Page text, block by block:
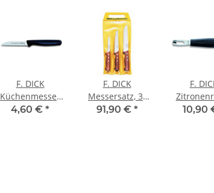
F. DICK
Küchenmesser
ProDynamic,
4,60 € *
F. DICK
Messersatz, 3-
tlg., mit Holzgriff
91,90 € *
F.
10,90